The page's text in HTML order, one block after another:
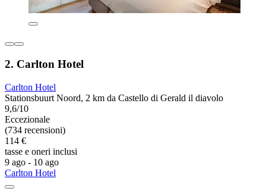
2. Carlton Hotel
Carlton Hotel
Stationsbuurt Noord, 2 km da Castello di Gerald il diavolo
9,6/10
Eccezionale
(734 recensioni)
114 €
tasse e oneri inclusi
9 ago - 10 ago
Carlton Hotel